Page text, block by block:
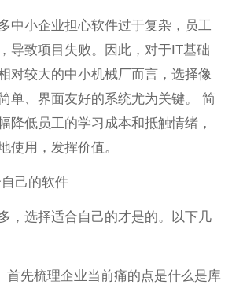
中小企业担心软件过于复杂，员工
导致项目失败。因此，对于IT基础
对较大的中小机械厂而言，选择像
单、界面友好的系统尤为关键。 简
降低员工的学习成本和抵触情绪，
使用，发挥价值。
己的软件
，选择适合自己的才是的。以下几
先梳理企业当前痛的点是什么是库